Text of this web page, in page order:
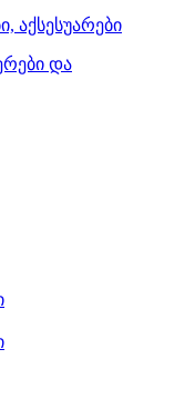
აქსესუარები
და